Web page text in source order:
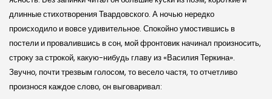
длинные стихотворения Твардовского. А ночью нередко
происходило и вовсе удивительное. Спокойно умостившись в
постели и провалившись в сон, мой фронтовик начинал произносить,
строку за строкой, какую-нибудь главу из «Василия Теркина».
Звучно, почти трезвым голосом, то весело частя, то отчетливо
произнося каждое слово, он выговаривал: